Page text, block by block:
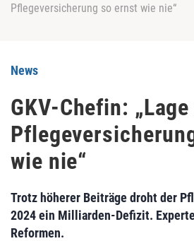
Pflegeversicherung so ernst wie nie“
News
GKV-Chefin:
wie nie“
Trotz höherer Beiträge droht der
2024 ein Milliarden-Defizit.
Reformen.